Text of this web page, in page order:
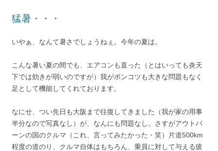
猛暑・・・
いやぁ、なんて暑さでしょうねぇ。今年の夏は。
こんな暑い夏の間でも、エアコンも直った（とはいっても炎天
下では効きが弱いのですが）我がポンコツも大きな問題もなく
足として機能してくれております。
なにせ、つい先日も大阪まで往復してきました（我が家の用事
半分なので写真なし）が、なんにも問題なし。さすがアウトバ
ーンの国のクルマ（これ、言ってみたかった・笑）片道500km
程度の道のり、クルマ自体はもちろん、乗員に対して与える疲